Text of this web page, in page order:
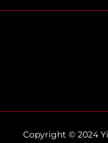
Copyright © 2024